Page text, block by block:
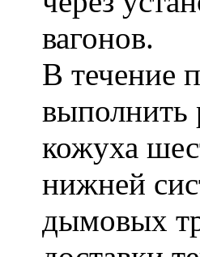
вагонов.
В течение
выполнить
кожуха
нижней
дымовых